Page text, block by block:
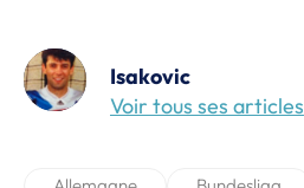
Isakovic
Voir tous ses articles